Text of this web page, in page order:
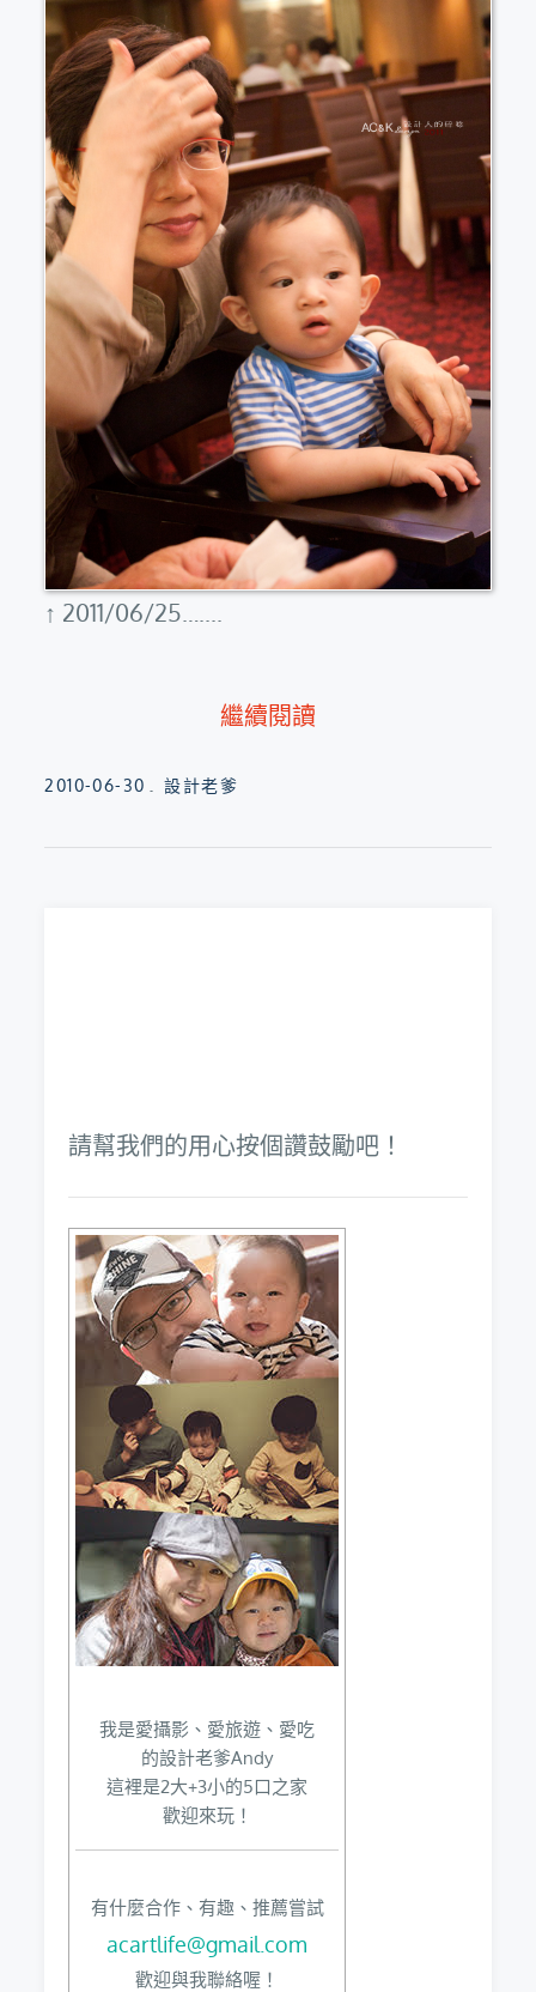
↑ 2011/06/25…....
繼續閱讀
Posted
2010-06-30 設計老爹
請幫我們的用心按個讚鼓勵吧！
我是愛攝影、愛旅遊、愛吃
的設計老爹Andy
這裡是2大+3小的5口之家
歡迎來玩！
有什麼合作、有趣、推薦嘗試
acartlife@gmail.com
歡迎與我聯絡喔！